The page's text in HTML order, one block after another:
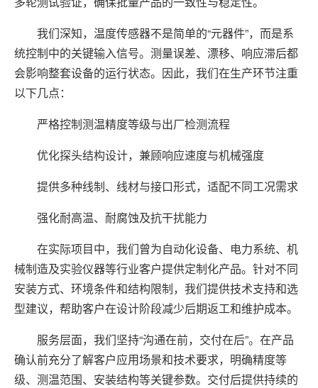
我们深知，温度传感器不是简单的“元器件”，而是系
统控制中的关键输入信号。测量误差、漂移、响应滞后都
会影响整套设备的运行状态。因此，我们在生产环节注重
以下几点：
严格控制测温精度等级与出厂检测流程
优化探头结构设计，兼顾响应速度与机械强度
提供多种线制、线材与接口形式，适配不同工况需求
强化耐高温、耐腐蚀及抗干扰能力
在实际项目中，我们曾为自动化设备、电力系统、机
械制造及实验仪器等行业客户提供定制化产品。针对不同
安装方式、环境条件和结构限制，我们提供技术支持和选
型建议，帮助客户在设计阶段减少后期返工和维护成本。
服务层面，我们坚持“沟通在前，交付在后”。在产品
确认前充分了解客户应用场景和技术要求，明确精度等
级、测温范围、安装结构等关键参数。交付后提供持续的